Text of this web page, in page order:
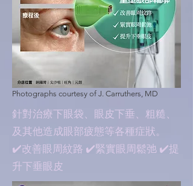
Photographs courtesy of J. Carruthers, MD
針對治療下眼袋、眼皮下垂、粗糙、
及其他造成眼部疲態等各種症狀。
✔️改善眼周紋路 ✔️緊實眼周鬆弛 ✔️提
升下垂眼皮